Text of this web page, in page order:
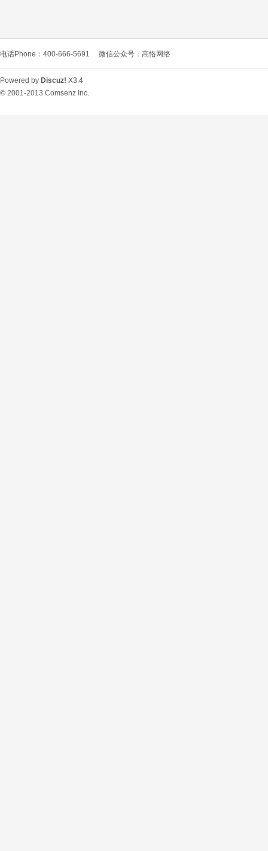
电话Phone：400-666-5691 微信公众号：高恪网络
Powered by Discuz! X3.4
© 2001-2013 Comsenz Inc.